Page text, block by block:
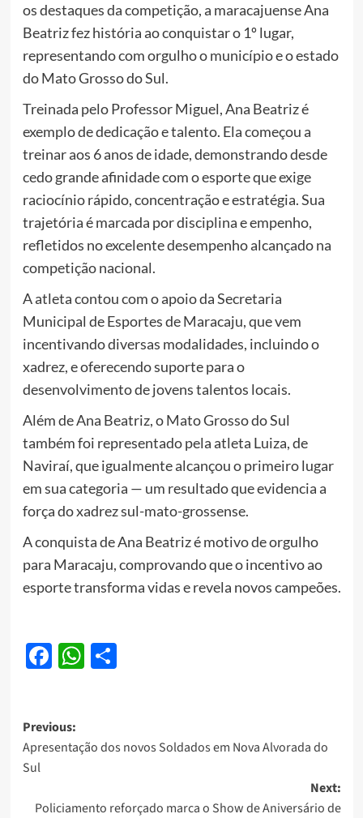
os destaques da competição, a maracajuense Ana
Beatriz fez história ao conquistar o 1º lugar,
representando com orgulho o município e o estado
do Mato Grosso do Sul.
Treinada pelo Professor Miguel, Ana Beatriz é
exemplo de dedicação e talento. Ela começou a
treinar aos 6 anos de idade, demonstrando desde
cedo grande afinidade com o esporte que exige
raciocínio rápido, concentração e estratégia. Sua
trajetória é marcada por disciplina e empenho,
refletidos no excelente desempenho alcançado na
competição nacional.
A atleta contou com o apoio da Secretaria
Municipal de Esportes de Maracaju, que vem
incentivando diversas modalidades, incluindo o
xadrez, e oferecendo suporte para o
desenvolvimento de jovens talentos locais.
Além de Ana Beatriz, o Mato Grosso do Sul
também foi representado pela atleta Luiza, de
Naviraí, que igualmente alcançou o primeiro lugar
em sua categoria — um resultado que evidencia a
força do xadrez sul-mato-grossense.
A conquista de Ana Beatriz é motivo de orgulho
para Maracaju, comprovando que o incentivo ao
esporte transforma vidas e revela novos campeões.
Facebook
WhatsApp
Share
Post
navigation
Previous:
Apresentação dos novos Soldados em Nova Alvorada do
Sul
Next:
Policiamento reforçado marca o Show de Aniversário de